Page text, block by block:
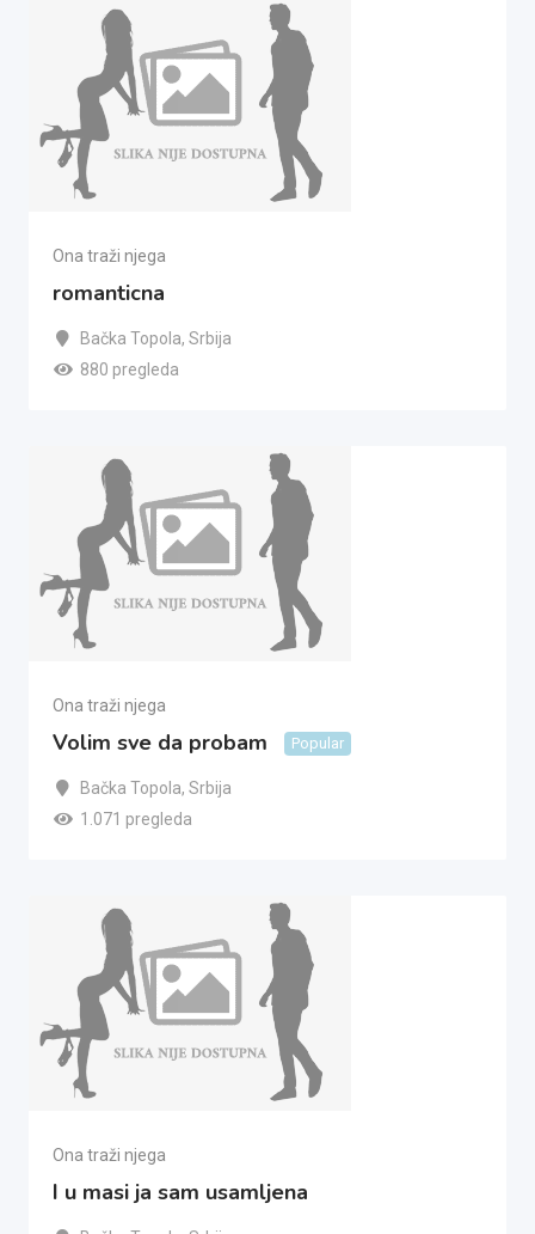
Ona traži njega
romanticna
Bačka Topola, Srbija
880 pregleda
Ona traži njega
Volim sve da probam Popular
Bačka Topola, Srbija
1.071 pregleda
Ona traži njega
I u masi ja sam usamljena